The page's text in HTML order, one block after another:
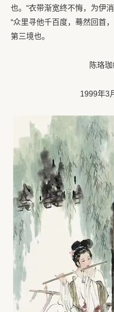
也。“衣带渐宽终不悔，为伊
“众里寻他千百度，蓦然回首
第三境也。
陈珞
1999年3